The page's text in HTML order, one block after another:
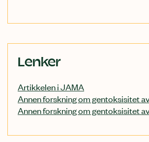
innhold
Lenker
Artikkelen i JAMA
Annen forskning om gentoksisitet
Annen forskning om gentoksisitet